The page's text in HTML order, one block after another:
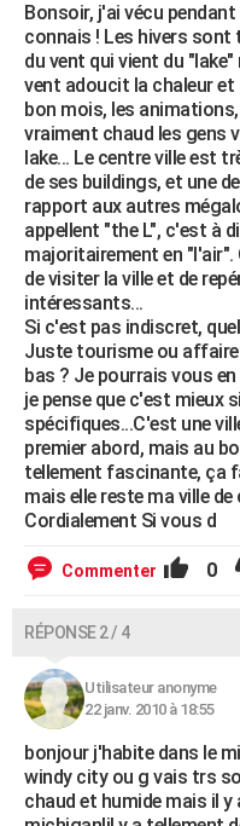
COPAINS D'AVANT
S'inscrire
Se connecter
Lycées
Collèges
Primaires
Universités
Entreprises
Service militaire
Avis de recherche
AVIS DE DÉCÈS
FORUM
Bricolage
Lifestyle
Culture
Sport
Auto
Television
Voyage
Cinema
Bonsoir, j'ai vécu
connais ! Les hivers
du vent qui vient du
vent adoucit la chaleur
bon mois, les
vraiment chaud les gens
lake... Le centre ville est
de ses buildings, et une
rapport aux autres
appellent "the L", c'est à
majoritairement en
de visiter la ville et de
intéressants...
Si c'est pas indiscret,
Juste tourisme ou
bas ? Je pourrais vous
je pense que c'est mieux
spécifiques...C'est une
premier abord, mais au
tellement fascinante, ça
mais elle reste ma ville de
Cordialement Si vous d
Commenter 0
RÉPONSE 2 / 4
Utilisateur anonyme
22 janv. 2010 à 18:55
bonjour j'habite dans le
windy city ou g vais trs
chaud et humide mais il y